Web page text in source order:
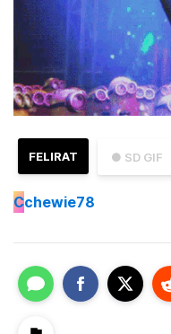
● SD GIF
FELIRAT
Cchewie78